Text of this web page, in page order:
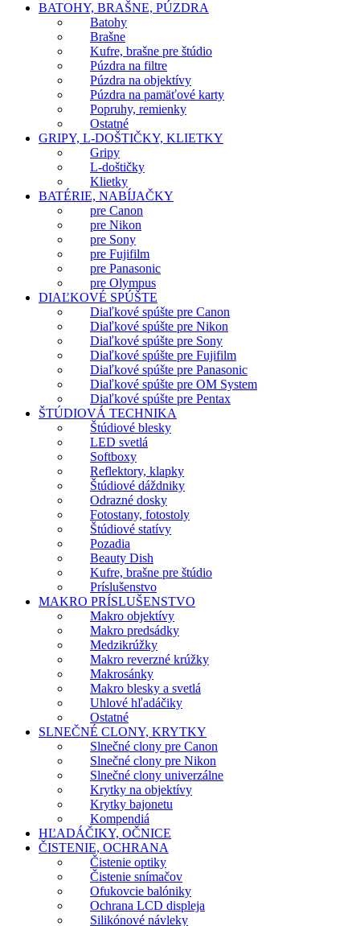
BATOHY, BRAŠNE, PÚZDRA
Batohy
Brašne
Kufre, brašne pre štúdio
Púzdra na filtre
Púzdra na objektívy
Púzdra na pamäťové karty
Popruhy, remienky
Ostatné
GRIPY, L-DOŠTIČKY, KLIETKY
Gripy
L-doštičky
Klietky
BATÉRIE, NABÍJAČKY
pre Canon
pre Nikon
pre Sony
pre Fujifilm
pre Panasonic
pre Olympus
DIAĽKOVÉ SPÚŠTE
Diaľkové spúšte pre Canon
Diaľkové spúšte pre Nikon
Diaľkové spúšte pre Sony
Diaľkové spúšte pre Fujifilm
Diaľkové spúšte pre Panasonic
Diaľkové spúšte pre OM System
Diaľkové spúšte pre Pentax
ŠTÚDIOVÁ TECHNIKA
Štúdiové blesky
LED svetlá
Softboxy
Reflektory, klapky
Štúdiové dáždniky
Odrazné dosky
Fotostany, fotostoly
Štúdiové statívy
Pozadia
Beauty Dish
Kufre, brašne pre štúdio
Príslušenstvo
MAKRO PRÍSLUŠENSTVO
Makro objektívy
Makro predsádky
Medzikrúžky
Makro reverzné krúžky
Makrosánky
Makro blesky a svetlá
Uhlové hľadáčiky
Ostatné
SLNEČNÉ CLONY, KRYTKY
Slnečné clony pre Canon
Slnečné clony pre Nikon
Slnečné clony univerzálne
Krytky na objektívy
Krytky bajonetu
Kompendiá
HĽADÁČIKY, OČNICE
ČISTENIE, OCHRANA
Čistenie optiky
Čistenie snímačov
Ofukovcie balóniky
Ochrana LCD displeja
Silikónové návleky